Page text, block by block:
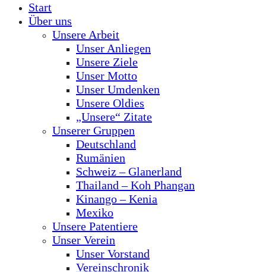
Start
Über uns
Unsere Arbeit
Unser Anliegen
Unsere Ziele
Unser Motto
Unser Umdenken
Unsere Oldies
„Unsere“ Zitate
Unserer Gruppen
Deutschland
Rumänien
Schweiz – Glanerland
Thailand – Koh Phangan
Kinango – Kenia
Mexiko
Unsere Patentiere
Unser Verein
Unser Vorstand
Vereinschronik